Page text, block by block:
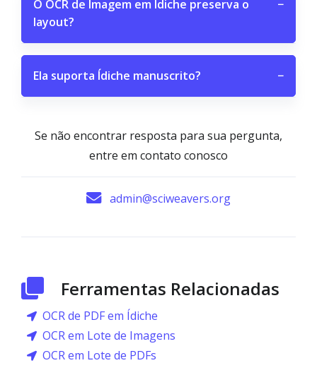
O OCR de Imagem em Ídiche preserva o
layout?
−
Ela suporta Ídiche manuscrito? −
Se não encontrar resposta para sua pergunta,
entre em contato conosco
admin@sciweavers.org
Ferramentas Relacionadas
OCR de PDF em Ídiche
OCR em Lote de Imagens
OCR em Lote de PDFs